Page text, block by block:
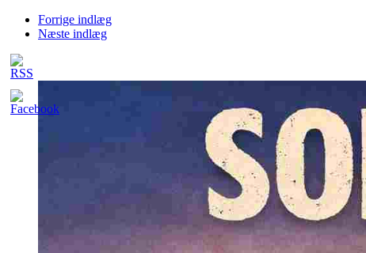
Forrige indlæg
Næste indlæg